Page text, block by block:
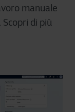
manuale
di più